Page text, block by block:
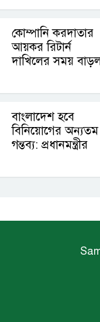
কোম্পানি করদাতার
আয়কর রিটার্ন
দাখিলের সময়
বাংলাদেশ হবে
বিনিয়োগের অন্যতম
গন্তব্য: প্রধানমন্ত্রীর